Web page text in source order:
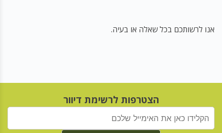
אנו לרשותכם בכל שאלה או בעיה.
הצטרפות לרשימת דיוור